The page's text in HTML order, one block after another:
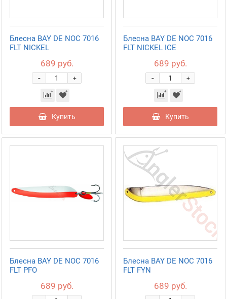
Блесна BAY DE NOC 7016
FLT NICKEL
689 руб.
+
-
Купить
Блесна BAY DE NOC 7016
FLT NICKEL ICE
689 руб.
+
-
Купить
Блесна BAY DE NOC 7016
FLT PFO
689 руб.
Блесна BAY DE NOC 7016
FLT FYN
689 руб.